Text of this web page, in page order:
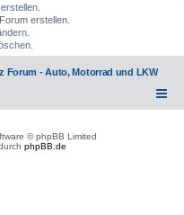
erstellen.
Forum - Auto, Motorrad und LKW
© phpBB Limited
phpBB.de